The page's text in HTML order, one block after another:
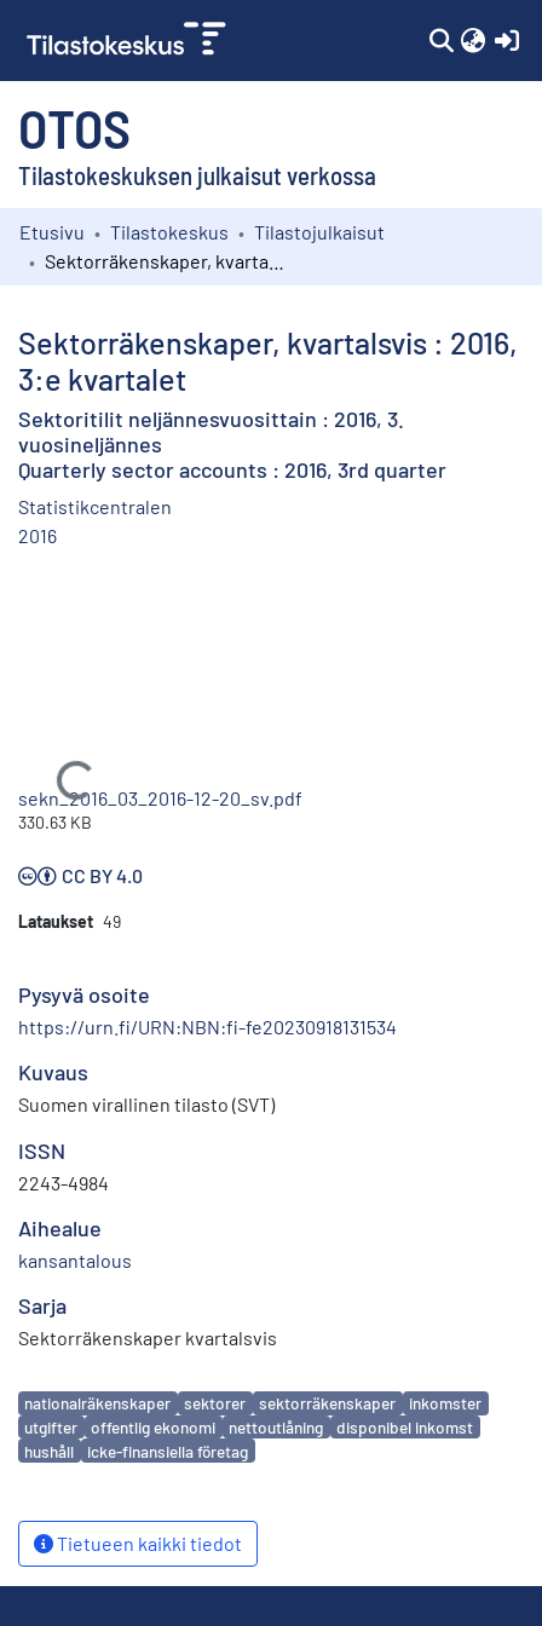
OTOS
Tilastokeskuksen julkaisut verkossa
Kokoelmat
Etusivu Tilastokeskus
Tilastojulkaisut
Sektorräkenskaper, kvartalsvis : 2016,
3:e kvartalet
Sektoritilit neljännesvuosittain : 2016, 3.
vuosineljännes
Quarterly sector accounts : 2016, 3rd quarter
Statistikcentralen
2016
Ladataan...
sekn_2016_03_2016-12-20_sv.pdf
330.63 KB
CC BY 4.0
Lataukset 49
Pysyvä osoite
https://urn.fi/URN:NBN:fi-fe20230918131534
Kuvaus
Suomen virallinen tilasto (SVT)
ISSN
2243-4984
Aihealue
kansantalous
Sarja
Sektorräkenskaper kvartalsvis
Avainsanat
nationalräkenskaper sektorer sektorräkenskaper
inkomster
utgifter
offentlig ekonomi nettoutlåning
disponibel inkomst
hushåll
icke-finansiella företag
Tietueen kaikki tiedot